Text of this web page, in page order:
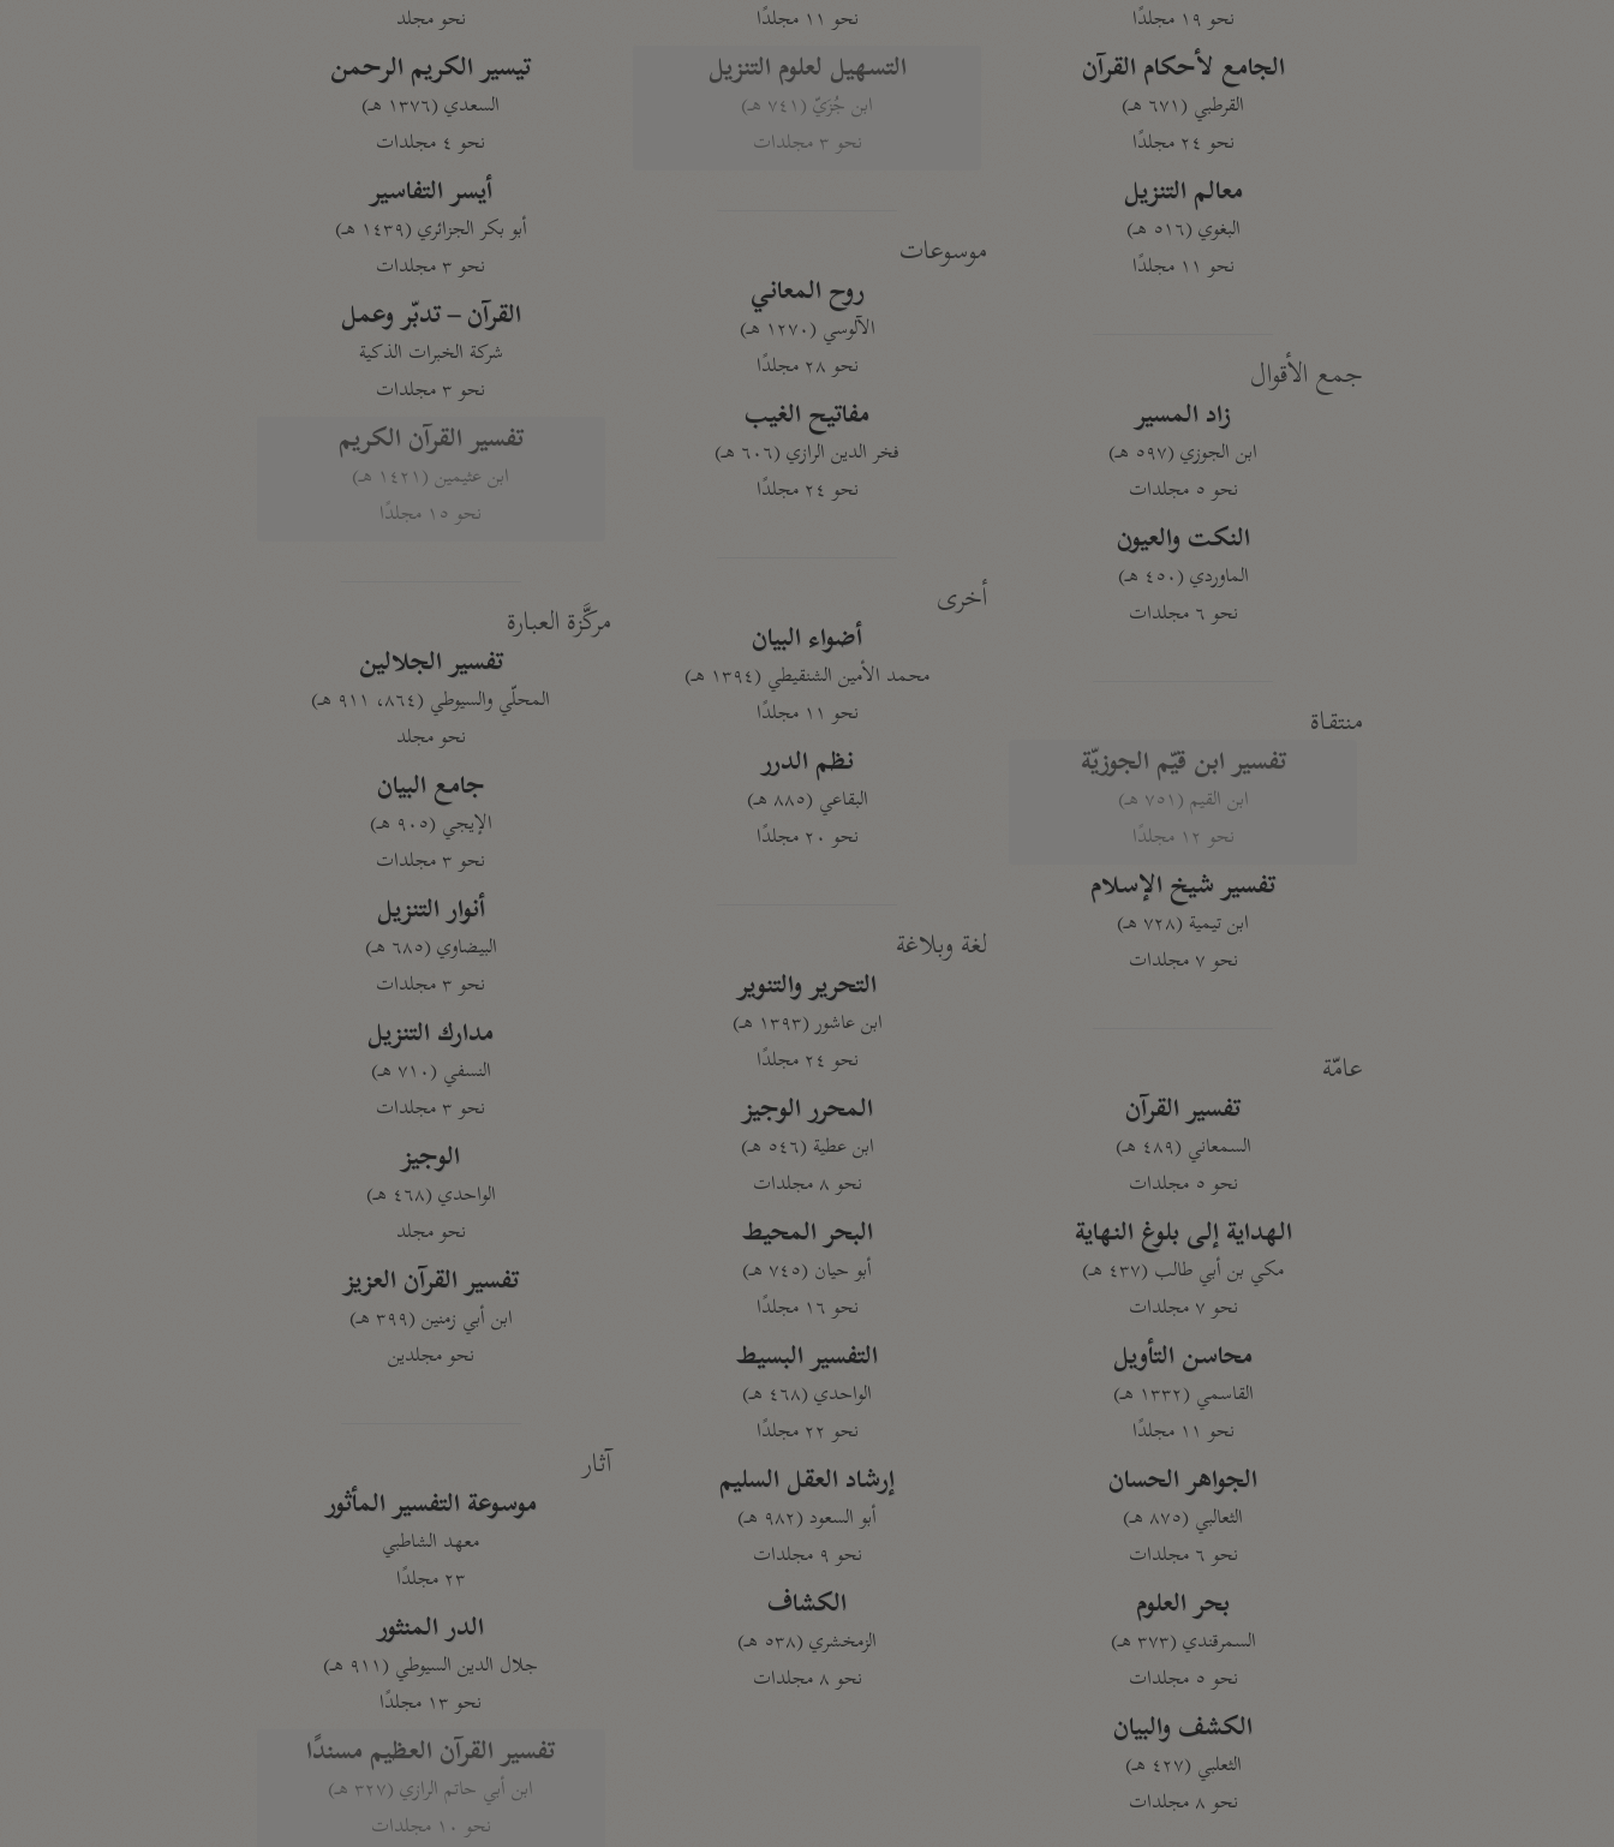
نحو ١٩ مجلدًا
الجامع لأحكام القرآن
القرطبي (٦٧١ هـ)
نحو ٢٤ مجلدًا
معالم التنزيل
البغوي (٥١٦ هـ)
نحو ١١ مجلدًا
جمع الأقوال
زاد المسير
ابن الجوزي (٥٩٧ هـ)
نحو ٥ مجلدات
النكت والعيون
الماوردي (٤٥٠ هـ)
نحو ٦ مجلدات
منتقاة
تفسير ابن قيّم الجوزيّة
ابن القيم (٧٥١ هـ)
نحو ١٢ مجلدًا
تفسير شيخ الإسلام
ابن تيمية (٧٢٨ هـ)
نحو ٧ مجلدات
عامّة
تفسير القرآن
السمعاني (٤٨٩ هـ)
نحو ٥ مجلدات
الهداية إلى بلوغ النهاية
مكي بن أبي طالب (٤٣٧ هـ)
نحو ٧ مجلدات
محاسن التأويل
القاسمي (١٣٣٢ هـ)
نحو ١١ مجلدًا
الجواهر الحسان
الثعالبي (٨٧٥ هـ)
نحو ٦ مجلدات
بحر العلوم
السمرقندي (٣٧٣ هـ)
نحو ٥ مجلدات
الكشف والبيان
الثعلبي (٤٢٧ هـ)
نحو ٨ مجلدات
نحو ١١ مجلدًا
التسهيل لعلوم التنزيل
ابن جُزَيّ (٧٤١ هـ)
نحو ٣ مجلدات
موسوعات
روح المعاني
الآلوسي (١٢٧٠ هـ)
نحو ٢٨ مجلدًا
مفاتيح الغيب
فخر الدين الرازي (٦٠٦ هـ)
نحو ٢٤ مجلدًا
أخرى
أضواء البيان
محمد الأمين الشنقيطي (١٣٩٤ هـ)
نحو ١١ مجلدًا
نظم الدرر
البقاعي (٨٨٥ هـ)
نحو ٢٠ مجلدًا
لغة وبلاغة
التحرير والتنوير
ابن عاشور (١٣٩٣ هـ)
نحو ٢٤ مجلدًا
المحرر الوجيز
ابن عطية (٥٤٦ هـ)
نحو ٨ مجلدات
البحر المحيط
أبو حيان (٧٤٥ هـ)
نحو ١٦ مجلدًا
التفسير البسيط
الواحدي (٤٦٨ هـ)
نحو ٢٢ مجلدًا
إرشاد العقل السليم
أبو السعود (٩٨٢ هـ)
نحو ٩ مجلدات
الكشاف
الزمخشري (٥٣٨ هـ)
نحو ٨ مجلدات
نحو مجلد
تيسير الكريم الرحمن
السعدي (١٣٧٦ هـ)
نحو ٤ مجلدات
أيسر التفاسير
أبو بكر الجزائري (١٤٣٩ هـ)
نحو ٣ مجلدات
القرآن – تدبّر وعمل
شركة الخبرات الذكية
نحو ٣ مجلدات
تفسير القرآن الكريم
ابن عثيمين (١٤٢١ هـ)
نحو ١٥ مجلدًا
مركَّزة العبارة
تفسير الجلالين
المحلّي والسيوطي (٨٦٤، ٩١١ هـ)
نحو مجلد
جامع البيان
الإيجي (٩٠٥ هـ)
نحو ٣ مجلدات
أنوار التنزيل
البيضاوي (٦٨٥ هـ)
نحو ٣ مجلدات
مدارك التنزيل
النسفي (٧١٠ هـ)
نحو ٣ مجلدات
الوجيز
الواحدي (٤٦٨ هـ)
نحو مجلد
تفسير القرآن العزيز
ابن أبي زمنين (٣٩٩ هـ)
نحو مجلدين
آثار
موسوعة التفسير المأثور
معهد الشاطبي
٢٣ مجلدًا
الدر المنثور
جلال الدين السيوطي (٩١١ هـ)
نحو ١٣ مجلدًا
تفسير القرآن العظيم مسندًا
ابن أبي حاتم الرازي (٣٢٧ هـ)
نحو ١٠ مجلدات